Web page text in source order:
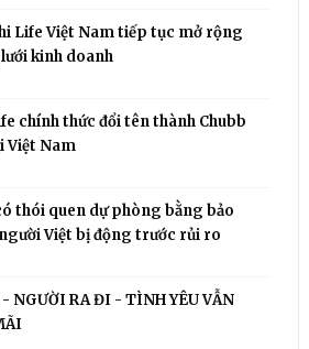
Life Việt Nam tiếp tục mở rộng
kinh doanh
chính thức đổi tên thành Chubb
Việt Nam
thói quen dự phòng bằng bảo
Việt bị động trước rủi ro
NGƯỜI RA ĐI - TÌNH YÊU VẪN